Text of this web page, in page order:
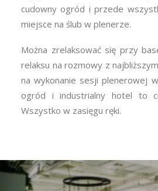
cudowny ogród i przede
miejsce na ślub w plenerze.
Można zrelaksować się przy
relaksu na rozmowy z
na wykonanie sesji plenerowej
ogród i industrialny hotel to
Wszystko w zasięgu ręki.